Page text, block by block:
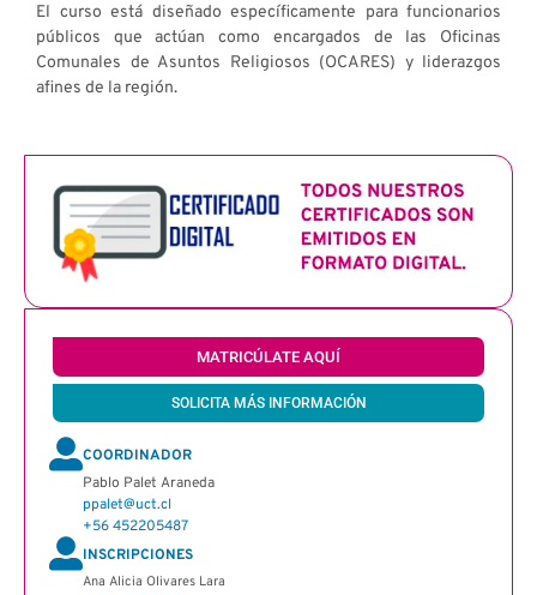
El curso está diseñado específicamente para funcionarios
públicos que actúan como encargados de las Oficinas
Comunales de Asuntos Religiosos (OCARES) y liderazgos
afines de la región.
MATRICÚLATE AQUÍ
SOLICITA MÁS INFORMACIÓN
COORDINADOR
Pablo Palet Araneda
ppalet@uct.cl
+56 452205487
INSCRIPCIONES
Ana Alicia Olivares Lara